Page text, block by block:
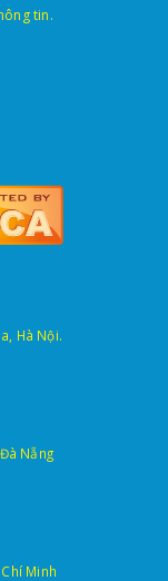
vị trí (lắp cho xe
nâng cấp, có giá
đầu đọc thẻ lái
dữ liệu, và bắt
giám sát
vận tải là nghĩa
trọng như:
tin.
Hà Nội.
Nẵng
Minh